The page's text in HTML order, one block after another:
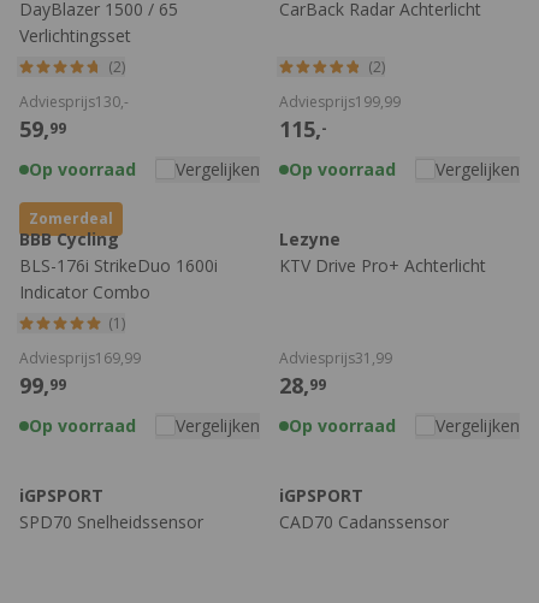
DayBlazer 1500 / 65
Verlichtingsset
(2)
59,99
Adviesprijs130,-
Op voorraad Vergelijken
CarBack Radar Achterlicht
(2)
115,-
Adviesprijs199,99
Op voorraad Vergelijken
Zomerdeal
BBB Cycling
BLS-176i StrikeDuo 1600i
Indicator Combo
Verlichtingsset
(1)
99,99
Adviesprijs169,99
Op voorraad Vergelijken
Lezyne
KTV Drive Pro+ Achterlicht
28,99
Adviesprijs31,99
Op voorraad Vergelijken
iGPSPORT
SPD70 Snelheidssensor
iGPSPORT
CAD70 Cadanssensor